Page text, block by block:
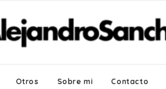
Otros Sobre mi Contacto